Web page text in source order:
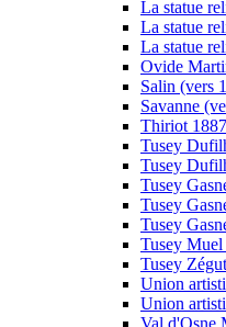
La statue
La statue
La statue
Ovide
Salin (vers
Savanne
Thiriot 1887
Tusey
Tusey
Tusey
Tusey
Tusey
Tusey
Tusey
Union
Union
Val d'Osne